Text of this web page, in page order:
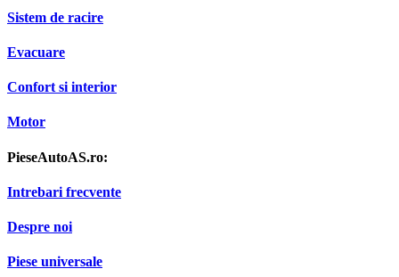
Sistem de racire
Evacuare
Confort si interior
Motor
PieseAutoAS.ro:
Intrebari frecvente
Despre noi
Piese universale